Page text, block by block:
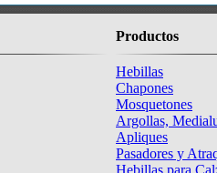
Productos
Hebillas
Chapones
Mosquetones
Argollas,
Apliques
Pasadores y
Hebillas para